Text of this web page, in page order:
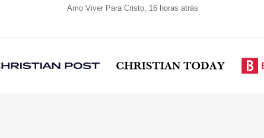
Amo Viver Para Cristo, 16 horas atrás